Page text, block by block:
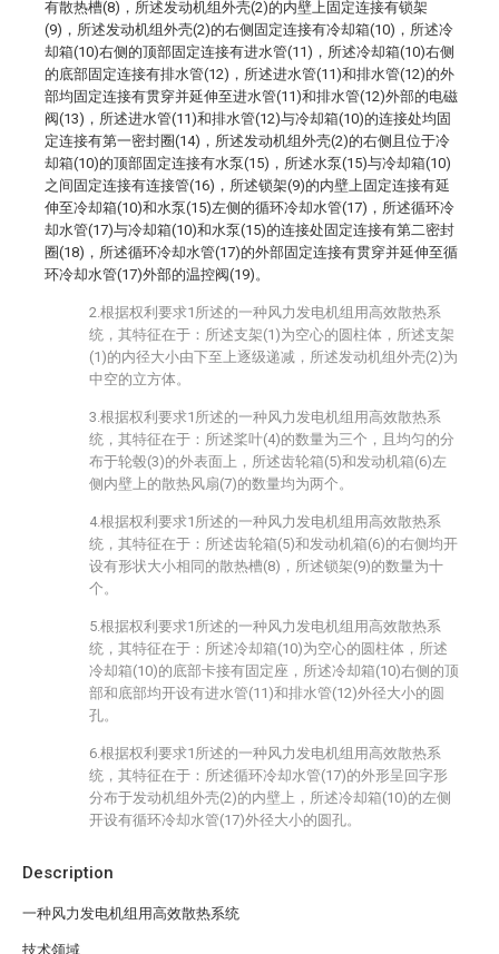
Description
一种风力发电机组用高效散热系统
技术领域
有散热槽(8)，所述发动机组外壳(2)的内壁上固定连接有锁架
(9)，所述发动机组外壳(2)的右侧固定连接有冷却箱(10)，所述冷
却箱(10)右侧的顶部固定连接有进水管(11)，所述冷却箱(10)右侧
的底部固定连接有排水管(12)，所述进水管(11)和排水管(12)的外
部均固定连接有贯穿并延伸至进水管(11)和排水管(12)外部的电磁
阀(13)，所述进水管(11)和排水管(12)与冷却箱(10)的连接处均固
定连接有第一密封圈(14)，所述发动机组外壳(2)的右侧且位于冷
却箱(10)的顶部固定连接有水泵(15)，所述水泵(15)与冷却箱(10)
之间固定连接有连接管(16)，所述锁架(9)的内壁上固定连接有延
伸至冷却箱(10)和水泵(15)左侧的循环冷却水管(17)，所述循环冷
却水管(17)与冷却箱(10)和水泵(15)的连接处固定连接有第二密封
圈(18)，所述循环冷却水管(17)的外部固定连接有贯穿并延伸至循
环冷却水管(17)外部的温控阀(19)。
2.根据权利要求1所述的一种风力发电机组用高效散热系
统，其特征在于：所述支架(1)为空心的圆柱体，所述支架
(1)的内径大小由下至上逐级递减，所述发动机组外壳(2)为
中空的立方体。
3.根据权利要求1所述的一种风力发电机组用高效散热系
统，其特征在于：所述桨叶(4)的数量为三个，且均匀的分
布于轮毂(3)的外表面上，所述齿轮箱(5)和发动机箱(6)左
侧内壁上的散热风扇(7)的数量均为两个。
4.根据权利要求1所述的一种风力发电机组用高效散热系
统，其特征在于：所述齿轮箱(5)和发动机箱(6)的右侧均开
设有形状大小相同的散热槽(8)，所述锁架(9)的数量为十
个。
5.根据权利要求1所述的一种风力发电机组用高效散热系
统，其特征在于：所述冷却箱(10)为空心的圆柱体，所述
冷却箱(10)的底部卡接有固定座，所述冷却箱(10)右侧的顶
部和底部均开设有进水管(11)和排水管(12)外径大小的圆
孔。
6.根据权利要求1所述的一种风力发电机组用高效散热系
统，其特征在于：所述循环冷却水管(17)的外形呈回字形
分布于发动机组外壳(2)的内壁上，所述冷却箱(10)的左侧
开设有循环冷却水管(17)外径大小的圆孔。